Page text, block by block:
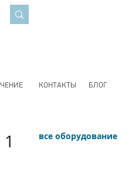
КОНТАКТЫ БЛОГ
все оборудование